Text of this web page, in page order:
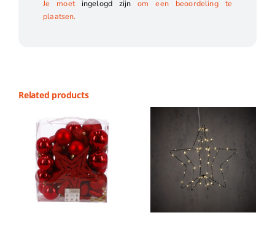
Je moet ingelogd zijn om een beoordeling te
plaatsen.
Related products